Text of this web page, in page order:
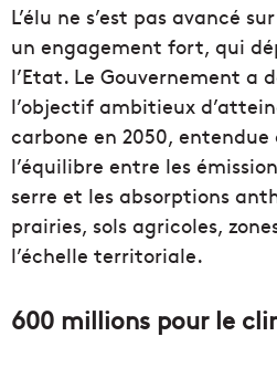
L’élu ne s’est pas avancé
un engagement fort, qui
l’Etat. Le Gouvernement a
l’objectif ambitieux
carbone en 2050,
l’équilibre entre les
serre et les absorptions
prairies, sols agricoles,
l’échelle territoriale.
600 millions pour le